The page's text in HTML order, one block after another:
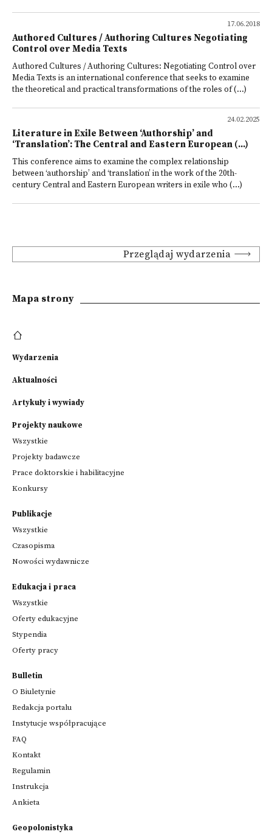
17.06.2018
Authored Cultures / Authoring Cultures Negotiating
Control over Media Texts
Authored Cultures / Authoring Cultures: Negotiating Control over
Media Texts is an international conference that seeks to examine
the theoretical and practical transformations of the roles of (...)
24.02.2025
Literature in Exile Between ‘Authorship’ and
‘Translation’: The Central and Eastern European (...)
This conference aims to examine the complex relationship
between ‘authorship’ and ‘translation’ in the work of the 20th-
century Central and Eastern European writers in exile who (...)
Przeglądaj wydarzenia
Mapa strony
Wydarzenia
Aktualności
Artykuły i wywiady
Projekty naukowe
Wszystkie
Projekty badawcze
Prace doktorskie i habilitacyjne
Konkursy
Publikacje
Wszystkie
Czasopisma
Nowości wydawnicze
Edukacja i praca
Wszystkie
Oferty edukacyjne
Stypendia
Oferty pracy
Bulletin
O Biuletynie
Redakcja portalu
Instytucje współpracujące
FAQ
Kontakt
Regulamin
Instrukcja
Ankieta
Geopolonistyka